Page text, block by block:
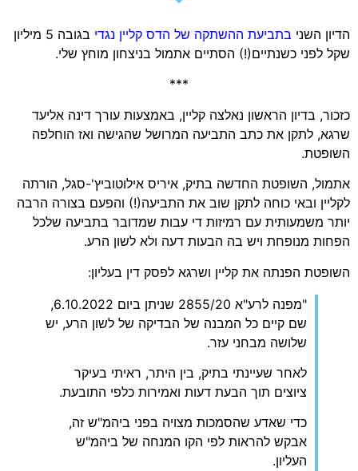
הדיון השני בתביעת ההשתקה של הדס קליין נגדי
בגובה 5 מיליון
שקל לפני כשנתיים(!) הסתיים אתמול בניצחון מוחץ שלי.
***
כזכור, בדיון הראשון נאלצה קליין, באמצעות עורך דינה אליעד
שרגא, לתקן את כתב התביעה המרושל שהגישה ואז הוחלפה
השופטת.
אתמול, השופטת החדשה בתיק, איריס אילוטוביץ'-סגל, הורתה
לקליין ובאי כוחה לתקן שוב את התביעה(!) והפעם בצורה הרבה
יותר משמעותית עם רמיזות די עבות שמדובר בתביעה שלכל
הפחות מנופחת ויש בה הבעות דעה ולא לשון הרע.
השופטת הפנתה את קליין ושרגא לפסק דין בעליון:
"מפנה לרע"א 2855/20 שניתן ביום 6.10.2022,
שם קיים כל המבנה של הבדיקה של לשון הרע, יש
שלושה מבחני עזר.
לאחר שעיינתי בתיק, בין היתר, ראיתי בעיקר
ציוצים תוך הבעת דעות ואמירות כלפי התובעת.
כדי שאדע שהסמכות מצויה בפני ביהמ"ש זה,
אבקש להראות לפי הקו המנחה של ביהמ"ש
העליון.